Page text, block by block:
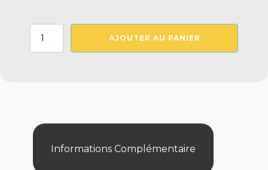
quantité
AJOUTER AU PANIER
Informations Complémentaire